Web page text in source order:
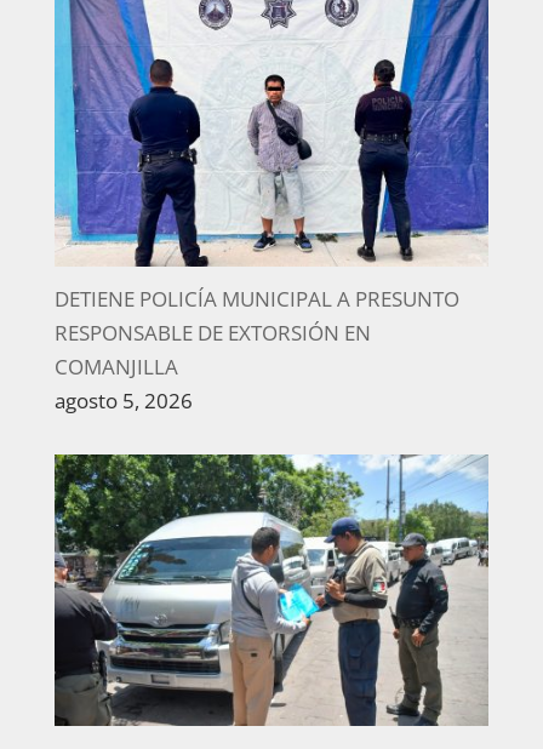
DETIENE POLICÍA MUNICIPAL A PRESUNTO
RESPONSABLE DE EXTORSIÓN EN
COMANJILLA
agosto 5, 2026